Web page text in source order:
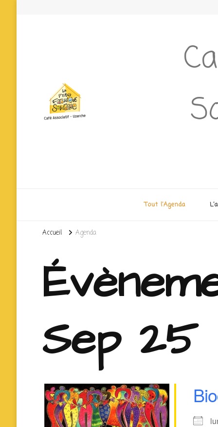
Tout l’Agenda
Accueil Agenda
Sep 25